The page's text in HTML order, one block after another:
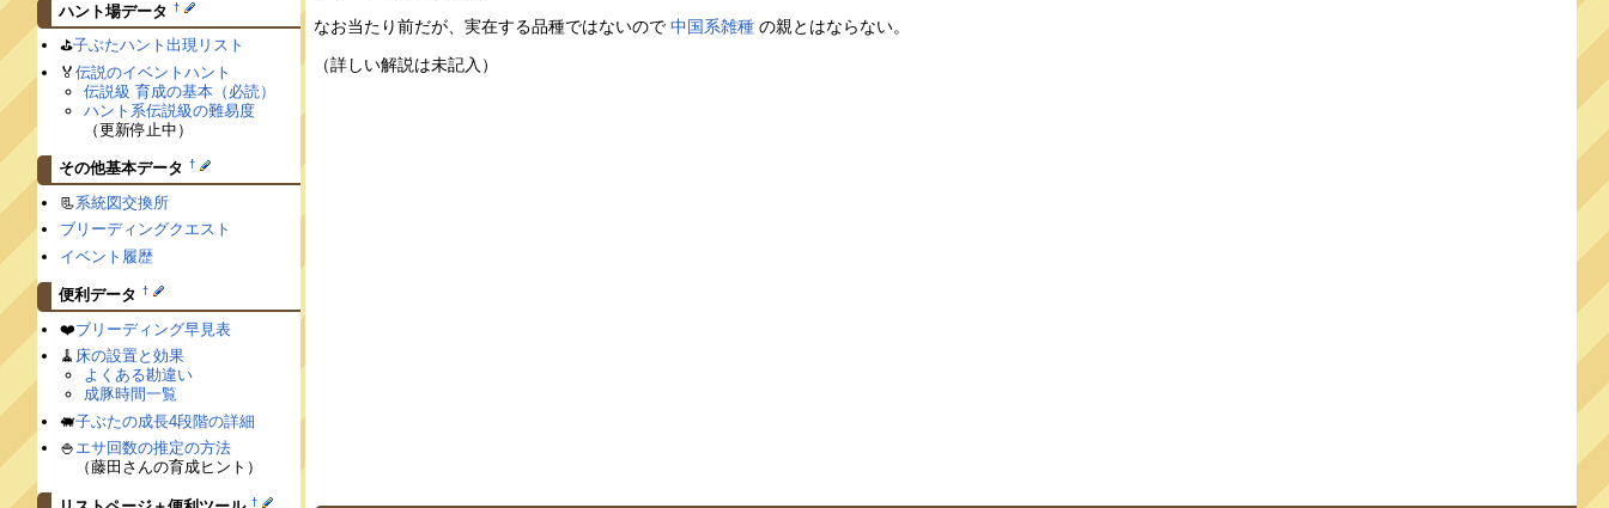
なお当たり前だが、実在する品種ではないので中国系雑種 の親とはならない。
（詳しい解説は未記入）
ハント場データ †
⛳️子ぶたハント出現リスト
🏅伝説のイベントハント
伝説級 育成の基本（必読）
ハント系伝説級の難易度
（更新停止中）
その他基本データ †
📃系統図交換所
ブリーディングクエスト
イベント履歴
便利データ †
❤️ブリーディング早見表
🧹 床の設置と効果
よくある勘違い
成豚時間一覧
🐖子ぶたの成長4段階の詳細
🍚 エサ回数の推定の方法
（藤田さんの育成ヒント）
†